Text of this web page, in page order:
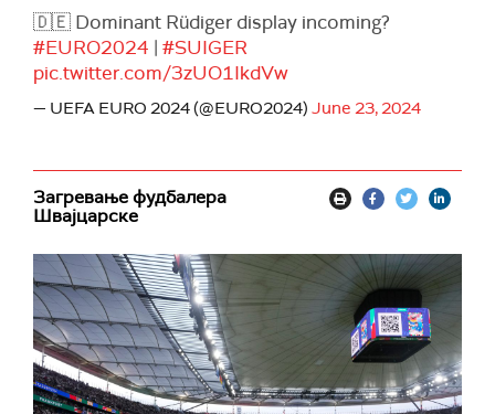
🇩🇪 Dominant Rüdiger display incoming?
#EURO2024 | #SUIGER
pic.twitter.com/3zUO1IkdVw
— UEFA EURO 2024 (@EURO2024) June 23, 2024
Загревање фудбалера
Швајцарске